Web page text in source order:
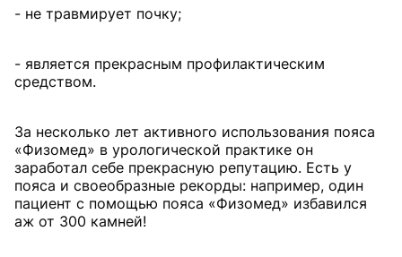
- не травмирует почку;
- является прекрасным профилактическим
средством.
За несколько лет активного использования пояса
«Физомед» в урологической практике он
заработал себе прекрасную репутацию. Есть у
пояса и своеобразные рекорды: например, один
пациент с помощью пояса «Физомед» избавился
аж от 300 камней!